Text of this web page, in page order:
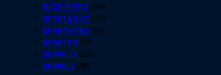
RACE-R PRO (34)
SPARTAN GT (23)
SPARTAN RS (19)
SPARTAN (13)
SKWAL i3 (22)
SKWAL 2 (18)